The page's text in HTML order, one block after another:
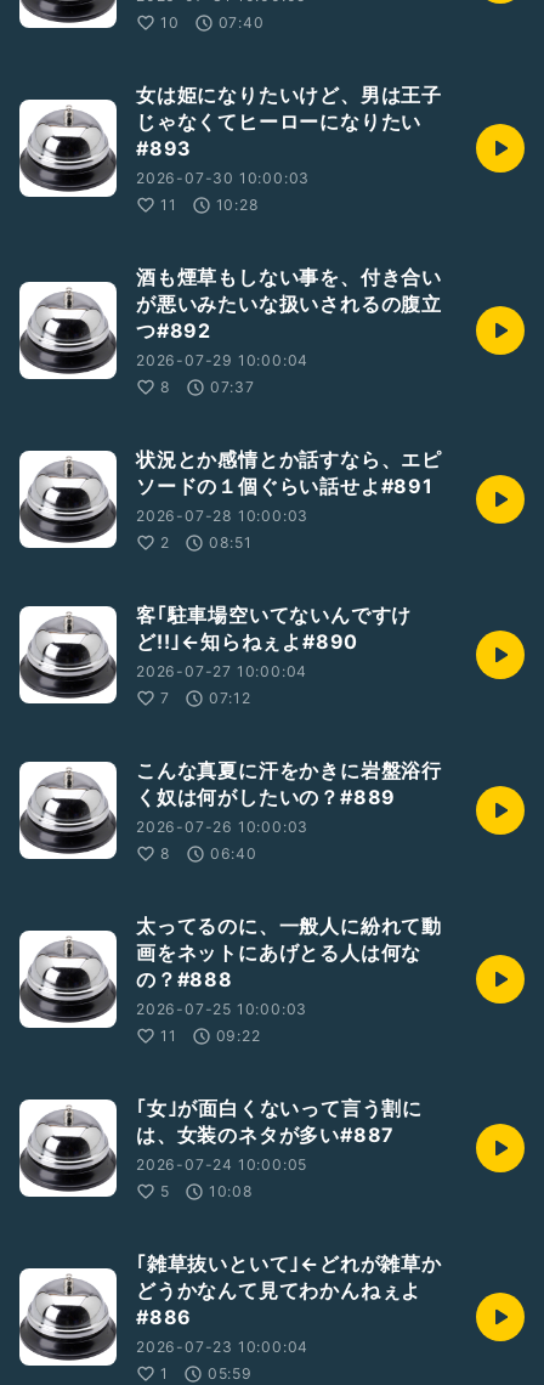
10
07:40
女は姫になりたいけど、男は王子
じゃなくてヒーローになりたい
#893
2026-07-30 10:00:03
11
10:28
酒も煙草もしない事を、付き合い
が悪いみたいな扱いされるの腹立
つ#892
2026-07-29 10:00:04
8
07:37
状況とか感情とか話すなら、エピ
ソードの１個ぐらい話せよ#891
2026-07-28 10:00:03
2
08:51
客｢駐車場空いてないんですけ
ど!!｣←知らねぇよ#890
2026-07-27 10:00:04
7
07:12
こんな真夏に汗をかきに岩盤浴行
く奴は何がしたいの？#889
2026-07-26 10:00:03
8
06:40
太ってるのに、一般人に紛れて動
画をネットにあげとる人は何な
の？#888
2026-07-25 10:00:03
11
09:22
｢女｣が面白くないって言う割に
は、女装のネタが多い#887
2026-07-24 10:00:05
5
10:08
｢雑草抜いといて｣←どれが雑草か
どうかなんて見てわかんねぇよ
#886
2026-07-23 10:00:04
1
05:59